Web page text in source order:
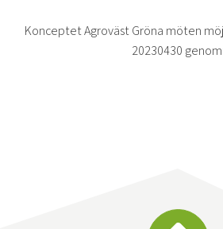
Konceptet Agroväst Gröna möten
20230430 genom: